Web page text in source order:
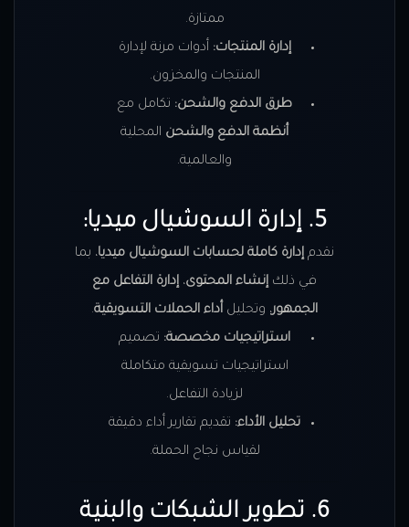
ممتازة.
إدارة المنتجات: أدوات مرنة لإدارة
المنتجات والمخزون.
طرق الدفع والشحن: تكامل مع
أنظمة الدفع والشحن المحلية
والعالمية.
5. إدارة السوشيال ميديا:
نقدم إدارة كاملة لحسابات السوشيال ميديا، بما
في ذلك إنشاء المحتوى، إدارة التفاعل مع
الجمهور، وتحليل أداء الحملات التسويقية.
استراتيجيات مخصصة: تصميم
استراتيجيات تسويقية متكاملة
لزيادة التفاعل.
تحليل الأداء: تقديم تقارير أداء دقيقة
لقياس نجاح الحملة.
6. تطوير الشبكات والبنية